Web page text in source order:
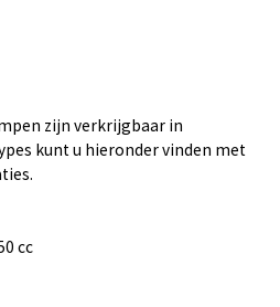
zijn verkrijgbaar in
kunt u hieronder vinden met
cc